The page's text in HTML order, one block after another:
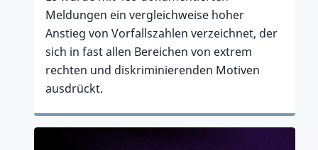
Meldungen ein vergleichweise hoher
Anstieg von Vorfallszahlen verzeichnet, der
sich in fast allen Bereichen von extrem
rechten und diskriminierenden Motiven
ausdrückt.
Zum Artikel